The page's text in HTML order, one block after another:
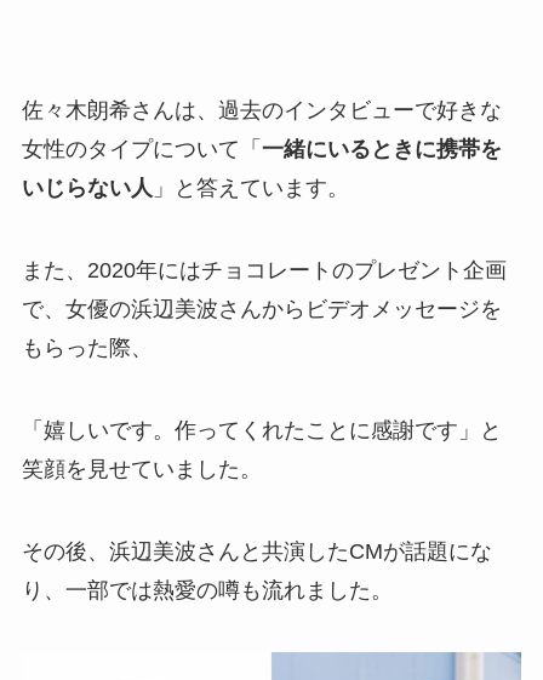
佐々木朗希さんは、過去のインタビューで好きな
女性のタイプについて「 一緒にいるときに携帯を
いじらない人 」と答えています。
また、2020年にはチョコレートのプレゼント企画
で、女優の浜辺美波さんからビデオメッセージを
もらった際、
「嬉しいです。作ってくれたことに感謝です」と
笑顔を見せていました。
その後、浜辺美波さんと共演したCMが話題にな
り、一部では熱愛の噂も流れました。